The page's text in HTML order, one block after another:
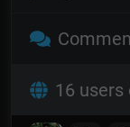
16 users